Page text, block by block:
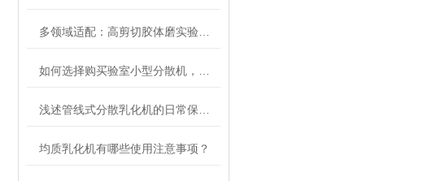
均质乳化机有哪些使用注意事项？